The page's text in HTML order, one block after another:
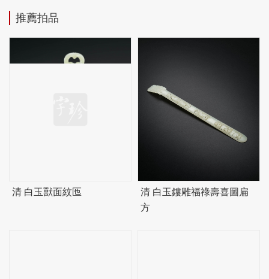
推薦拍品
清 白玉獸面紋匜
清 白玉鏤雕福祿壽喜圖扁
方